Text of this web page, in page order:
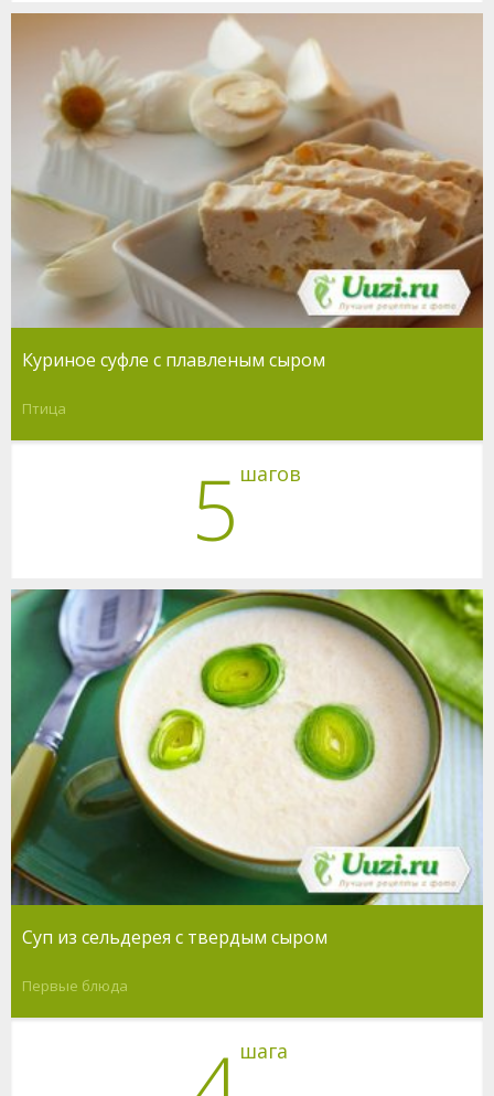
Куриное суфле с плавленым сыром
Птица
5 шагов
Суп из сельдерея с твердым сыром
Первые блюда
шага